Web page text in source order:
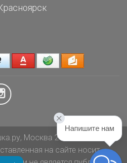
Москва 2026
на сайте носит
Напишите нам